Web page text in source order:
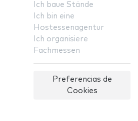
Ich baue Stände
Ich bin eine
Hostessenagentur
Ich organisiere
Fachmessen
Preferencias de
Cookies